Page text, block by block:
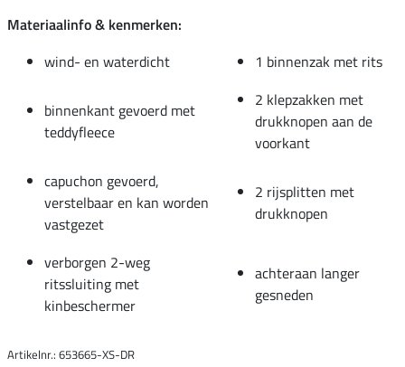
Materiaalinfo & kenmerken:
wind- en waterdicht
1 binnenzak met rits
binnenkant gevoerd met
teddyfleece
2 klepzakken met
drukknopen aan de
voorkant
capuchon gevoerd,
verstelbaar en kan worden
vastgezet
2 rijsplitten met
drukknopen
verborgen 2-weg
ritssluiting met
kinbeschermer
achteraan langer
gesneden
Artikelnr.: 653665-XS-DR